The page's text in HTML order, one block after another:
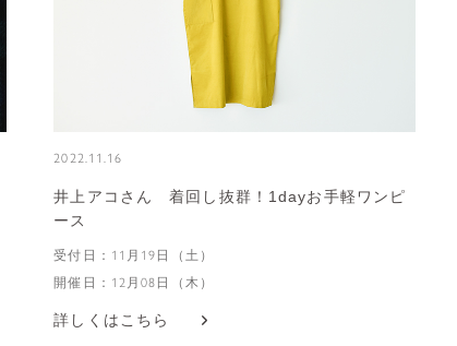
2022.11.16
井上アコさん 着回し抜群！1dayお手軽ワンピ
ース
受付日：11月19日（土）
開催日：12月08日（木）
詳しくはこちら